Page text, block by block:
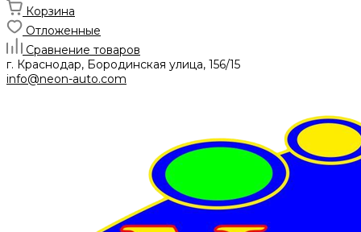
Корзина
Отложенные
Сравнение товаров
г. Краснодар, Бородинская улица, 156/15
info@neon-auto.com